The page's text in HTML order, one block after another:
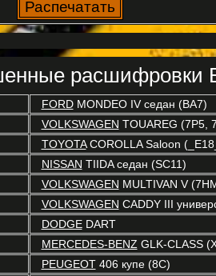
расшифровки
FORDMONDEO IV седан (BA7)
VOLKSWAGEN TOUAREG (7P5,
TOYOTACOROLLA Saloon
NISSAN TIIDA седан (SC11)
VOLKSWAGEN MULTIVAN V
VOLKSWAGEN CADDY III
DODGEDART
MERCEDES-BENZ GLK-CLASS
PEUGEOT406 купе (8C)